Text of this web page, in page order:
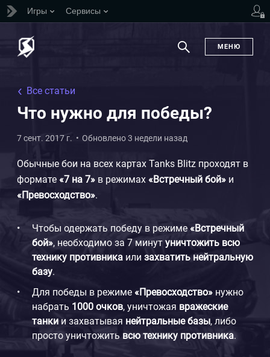
Игры Сервисы
Поиск
МЕНЮ
Все статьи
Что нужно для победы?
7 сент. 2017 г. Обновлено 3 недели назад
Обычные бои на всех картах Tanks Blitz проходят в
формате «7 на 7» в режимах «Встречный бой» и
«Превосходство».
Чтобы одержать победу в режиме «Встречный
бой», необходимо за 7 минут уничтожить всю
технику противника или захватить нейтральную
базу.
Для победы в режиме «Превосходство» нужно
набрать 1000 очков, уничтожая вражеские
танки и захватывая нейтральные базы, либо
просто уничтожить всю технику противника.